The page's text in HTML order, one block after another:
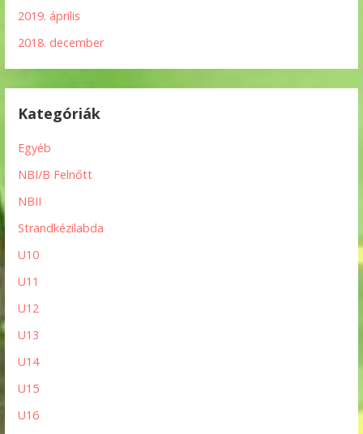
2019. április
2018. december
Kategóriák
Egyéb
NBI/B Felnőtt
NBII
Strandkézilabda
U10
U11
U12
U13
U14
U15
U16